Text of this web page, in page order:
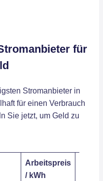
für
Stromanbieter in
für einen Verbrauch
Sie jetzt, um Geld zu
Arbeitspreis
/ kWh